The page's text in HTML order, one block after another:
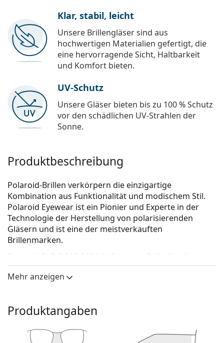
Klar, stabil, leicht
Unsere Brillengläser sind aus
hochwertigen Materialien gefertigt, die
eine hervorragende Sicht, Haltbarkeit
und Komfort bieten.
UV-Schutz
Unsere Gläser bieten bis zu 100 % Schutz
vor den schädlichen UV-Strahlen der
Sonne.
Produktbeschreibung
Polaroid-Brillen verkörpern die einzigartige
Kombination aus Funktionalität und modischem Stil.
Polaroid Eyewear ist ein Pionier und Experte in der
Technologie der Herstellung von polarisierenden
Gläsern und ist eine der meistverkauften
Brillenmarken.
Polaroid PLD D813 848 16 48
ist eine Brille für Kinder.
Schauen Sie sich mit der virtuellen Anprobefunktion
von Lentiamo an, wie Sie in dieser Brille aussehen.
Die lila Farbe der Brillenfassung passt perfekt zu
kühlen Hauttönen und schwarzem, grauem,
weißem oder hellblondem Haar.
Mehr anzeigen
Produktangaben